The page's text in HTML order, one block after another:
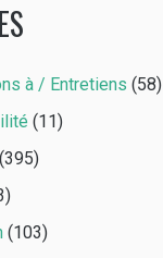
à / Entretiens (58)
(11)
(395)
(103)